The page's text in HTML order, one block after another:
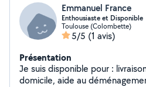
Emmanuel France
Enthousiaste et Disponible
Toulouse (Colombette)
5/5 (1 avis)
Présentation
Je suis disponible pour :
domicile, aide au